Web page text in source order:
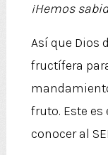
¡Hemos
Así que Dios
fructífera
fruto. Este
conocer al